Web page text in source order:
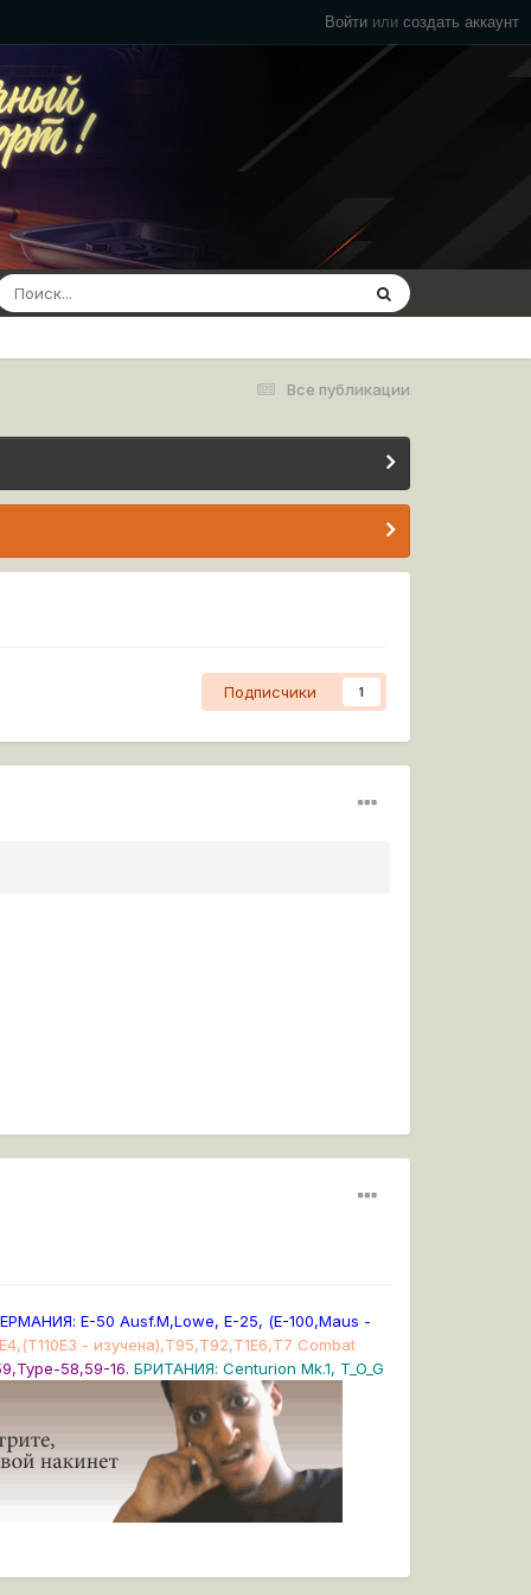
Войти или создать аккаунт
Все публикации
Подписчики 1
Е-50 Ausf.M,Lowe, Е-25, (E-100,Maus -
- изучена),Т95,Т92,Т1Е6,Т7 Combat
58,59-16. БРИТАНИЯ: Centurion Mk.1, T_O_G